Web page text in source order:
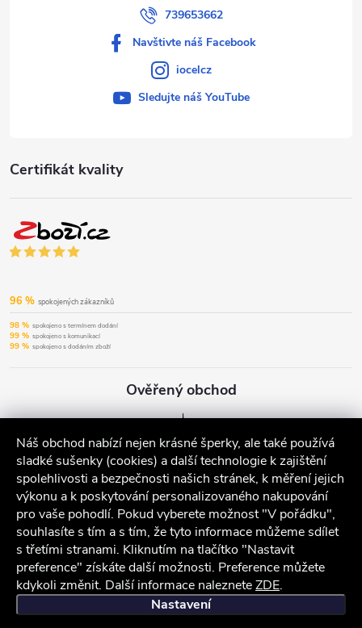
Náš obchod nabízí nejen krásné šperky, ale také používá
sladké sušenky (cookies) a další technologie k zajištění
spolehlivosti a bezpečnosti našich stránek, k měření jejich
výkonu a k poskytování personalizovaného nakupování
pro vaše pohodlí. Pokud vyberete možnost "V pořádku",
souhlasíte s tím a s tím, že tyto informace můžeme sdílet
s třetími stranami. Kliknutím na tlačítko "Nastavit
preference" získáte další možnosti. Preference můžete
kdykoli změnit. Další informace nalezneteZDE.
Nastavení
Certifikát kvality
96 % spokojených zákazníků
98 % spokojeno s termínem dodání
99 % spokojeno s komunikací
99 % spokojeno s dodáním zboží
Ověřený obchod
739653662
Navštivte náš Facebook
iocelcz
Sledujte náš YouTube
iocel.cz Obchodní podmínky Ochrana osobních údajů